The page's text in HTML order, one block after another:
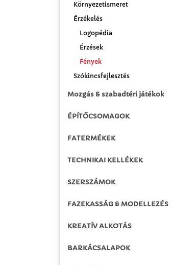
Környezetismeret
Érzékelés
Logopédia
Érzések
Fények
Szókincsfejlesztés
Mozgás & szabadtéri játékok
ÉPÍTŐCSOMAGOK
FATERMÉKEK
TECHNIKAI KELLÉKEK
SZERSZÁMOK
FAZEKASSÁG & MODELLEZÉS
KREATÍV ALKOTÁS
BARKÁCSALAPOK